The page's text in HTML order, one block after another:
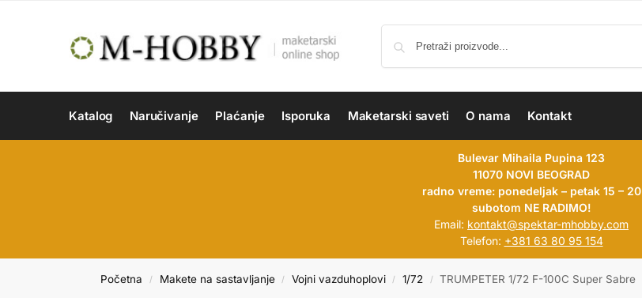
Katalog Naručivanje Plaćanje Isporuka Maketarski saveti O nama Kontakt
Bulevar Mihaila Pupina 123
11070 NOVI BEOGRAD
radno vreme: ponedeljak – petak 15 – 20
subotom NE RADIMO!
Email: kontakt@spektar-mhobby.com
Telefon: +381 63 80 95 154
Početna / Makete na sastavljanje / Vojni vazduhoplovi / 1/72 / TRUMPETER 1/72 F-100C Super Sabre